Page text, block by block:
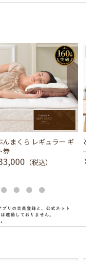
んまくら レギュラー ギ
券
（税込）
と
ース
￥